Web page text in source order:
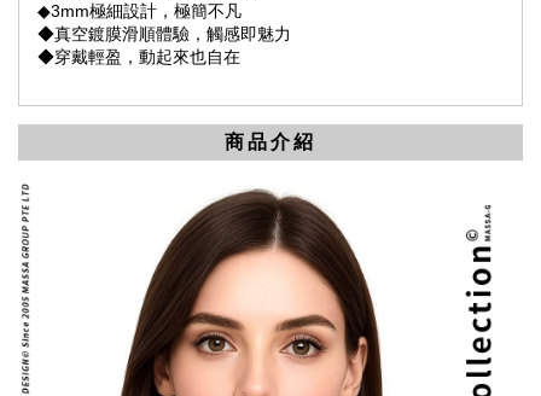
◆3mm極細設計，極簡不凡
◆真空鍍膜滑順體驗，觸感即魅力
◆穿戴輕盈，動起來也自在
商品介紹